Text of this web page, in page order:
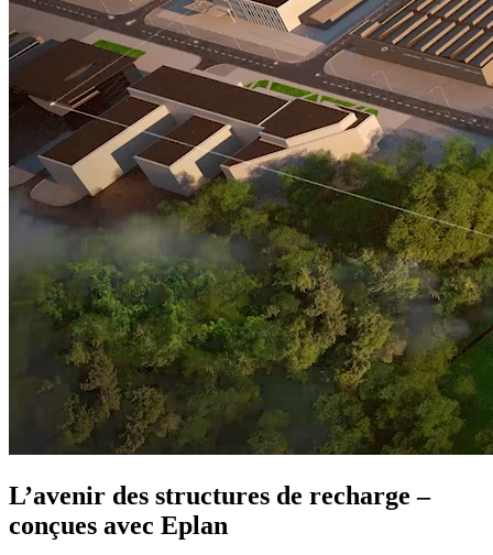
L’avenir des structures de recharge –
conçues avec Eplan